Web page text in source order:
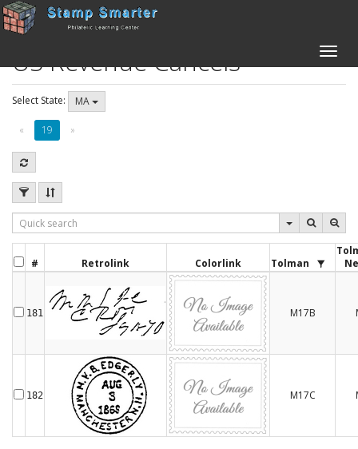
Toggle
US Revenue Cancels
Select State: MA
« 19 »
# Retrolink Colorlink Tolman
181 M17B
182 M17C